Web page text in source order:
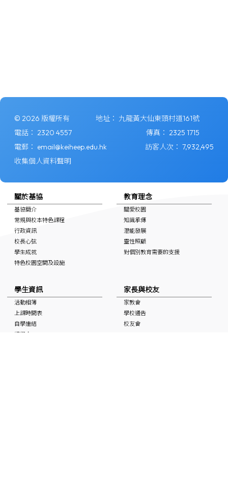
© 2026 版權所有 地址： 九龍黃大仙東頭村道161號
電話： 2320 4557 傳真： 2325 1715
電郵： email@keiheep.edu.hk 訪客人次： 7,932,495
收集個人資料聲明
關於基協
基協簡介
常規與校本特色課程
行政資訊
校長心弦
學生成就
特色校園空間及設施
教育理念
關愛校園
知識承傳
潛能發展
靈性照顧
對個別教育需要的支援
學生資訊
活動相簿
上課時間表
自學連結
獎學金
家長與校友
家教會
學校通告
校友會